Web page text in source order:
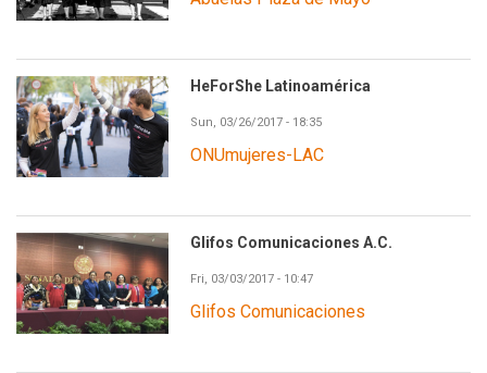
HeForShe Latinoamérica
Sun, 03/26/2017 - 18:35
ONUmujeres-LAC
Glifos Comunicaciones A.C.
Fri, 03/03/2017 - 10:47
Glifos Comunicaciones